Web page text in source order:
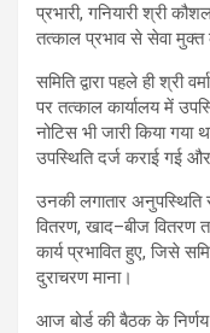
प्रभारी, गनियारी श्री
तत्काल प्रभाव से सेवा मुक्त
समिति द्वारा पहले ही श्री
पर तत्काल कार्यालय में
नोटिस भी जारी किया गया
उपस्थिति दर्ज कराई गई
उनकी लगातार अनुपस्थिति
वितरण, खाद–बीज वितरण
कार्य प्रभावित हुए, जिसे
दुराचरण माना।
आज बोर्ड की बैठक के